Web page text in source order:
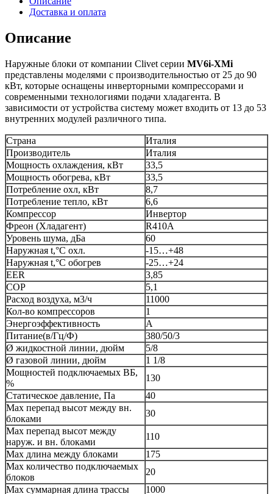
Доставка и оплата
Описание
Наружные блоки от компании Clivet серии MV6i-XMi
представлены моделями с производительностью от 25 до 90
кВт, которые оснащены инверторными компрессорами и
современными технологиями подачи хладагента. В
зависимости от устройства систему может входить от 13 до 53
внутренних модулей различного типа.
Страна
Италия
Производитель
Италия
Мощность охлаждения, кВт
33,5
Мощность обогрева, кВт
33,5
Потребление охл, кВт
8,7
Потребление тепло, кВт
6,6
Компрессор
Инвертор
Фреон (Хладагент)
R410A
Уровень шума, дБа
60
Наружная t,°C охл.
-15…+48
Наружная t,°C обогрев
-25…+24
EER
3,85
COP
5,1
Расход воздуха, м3/ч
11000
Кол-во компрессоров
1
Энергоэффективность
A
Питание(в/Гц/Ф)
380/50/3
Ø жидкостной линии, дюйм
5/8
Ø газовой линии, дюйм
1 1/8
Мощностей подключаемых ВБ,
%
130
Статическое давление, Па
40
Max перепад высот между вн.
блоками
30
Max перепад высот между
наруж. и вн. блоками
110
Max длина между блоками
175
Max количество подключаемых
блоков
20
Max суммарная длина трассы
1000